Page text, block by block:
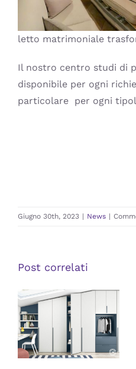
letto matrimoniale
Il nostro centro studi di
disponibile per ogni
particolare per ogni
Giugno 30th, 2023 | News |
Post correlati